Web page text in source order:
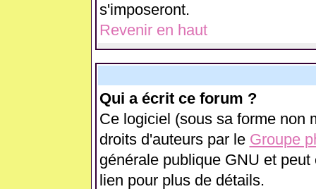
s'imposeront.
Revenir en haut
Qui a écrit ce forum ?
Ce logiciel (sous sa forme non
droits d'auteurs par le Groupe
générale publique GNU et
lien pour plus de détails.